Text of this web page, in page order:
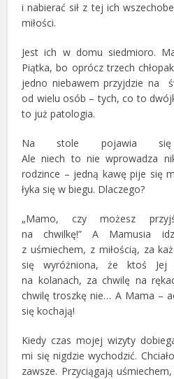
i nabierać sił z tej ich
miłości.
Jest ich w domu siedmioro.
Piątka, bo oprócz trzech
jedno niebawem przyjdzie na
od wielu osób – tych, co to
to już patologia.
Na stole pojawia
Ale niech to nie wprowadza
rodzince – jedną kawę pije się
łyka się w biegu. Dlaczego?
„Mamo, czy możesz
na chwilkę!” A Mamusia
z uśmiechem, z miłością, za
się wyróżniona, że ktoś Jej
na kolanach, za chwilę na
chwilę troszkę nie… A Mama –
się kochają!
Kiedy czas mojej wizyty
mi się nigdzie wychodzić.
zawsze. Przyciągają